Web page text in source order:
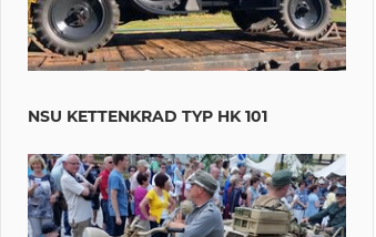
NSU KETTENKRAD TYP HK 101